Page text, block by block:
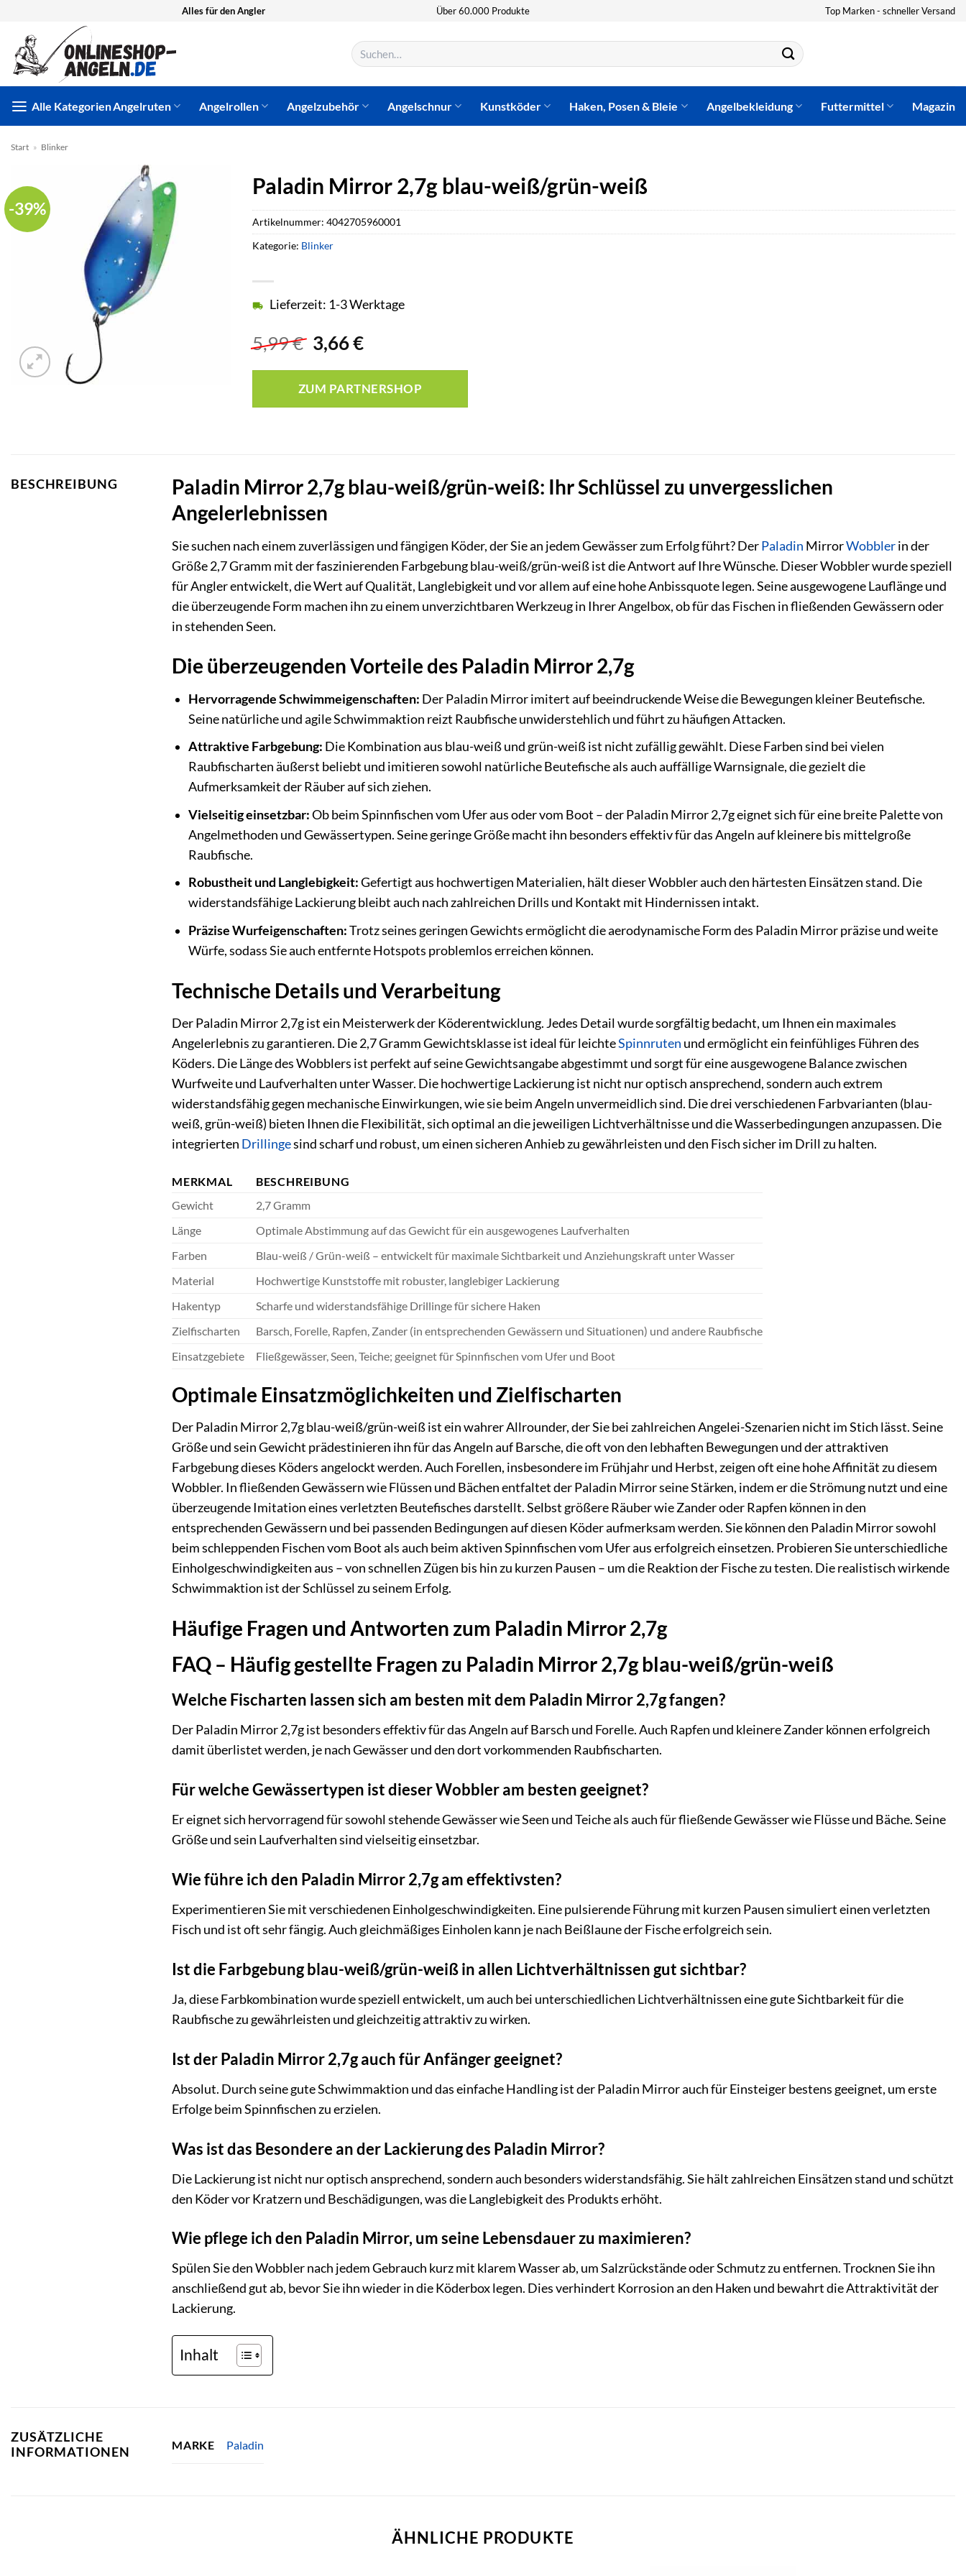
springen
Alles für den Angler Über 60.000 Produkte Top Marken - schneller Versand
Suchen
nach:
Alle KategorienAngelruten Angelrollen Angelzubehör Angelschnur Kunstköder Haken, Posen & Bleie Angelbekleidung Futtermittel Magazin
Start » Blinker
-39%
Paladin Mirror 2,7g blau-weiß/grün-weiß
5,99€ Ursprünglicher
Preis
war:
5,99 €
3,66€Aktueller
ist:
3,66 €.
Lieferzeit: 1-3 Werktage
ZUM PARTNERSHOP
Artikelnummer: 4042705960001
Kategorie: Blinker
BESCHREIBUNG
Paladin Mirror 2,7g blau-weiß/grün-weiß: Ihr Schlüssel zu unvergesslichen
Angelerlebnissen
Sie suchen nach einem zuverlässigen und fängigen Köder, der Sie an jedem Gewässer zum Erfolg führt? DerPaladin MirrorWobblerin der
Größe 2,7 Gramm mit der faszinierenden Farbgebung blau-weiß/grün-weiß ist die Antwort auf Ihre Wünsche. Dieser Wobbler wurde speziell
für Angler entwickelt, die Wert auf Qualität, Langlebigkeit und vor allem auf eine hohe Anbissquote legen. Seine ausgewogene Lauflänge und
die überzeugende Form machen ihn zu einem unverzichtbaren Werkzeug in Ihrer Angelbox, ob für das Fischen in fließenden Gewässern oder
in stehenden Seen.
Die überzeugenden Vorteile des Paladin Mirror 2,7g
Hervorragende Schwimmeigenschaften: Der Paladin Mirror imitert auf beeindruckende Weise die Bewegungen kleiner Beutefische.
Seine natürliche und agile Schwimmaktion reizt Raubfische unwiderstehlich und führt zu häufigen Attacken.
Attraktive Farbgebung: Die Kombination aus blau-weiß und grün-weiß ist nicht zufällig gewählt. Diese Farben sind bei vielen
Raubfischarten äußerst beliebt und imitieren sowohl natürliche Beutefische als auch auffällige Warnsignale, die gezielt die
Aufmerksamkeit der Räuber auf sich ziehen.
Vielseitig einsetzbar:Ob beim Spinnfischen vom Ufer aus oder vom Boot – der Paladin Mirror 2,7g eignet sich für eine breite Palette von
Angelmethoden und Gewässertypen. Seine geringe Größe macht ihn besonders effektiv für das Angeln auf kleinere bis mittelgroße
Raubfische.
Robustheit und Langlebigkeit:Gefertigt aus hochwertigen Materialien, hält dieser Wobbler auch den härtesten Einsätzen stand. Die
widerstandsfähige Lackierung bleibt auch nach zahlreichen Drills und Kontakt mit Hindernissen intakt.
Präzise Wurfeigenschaften:Trotz seines geringen Gewichts ermöglicht die aerodynamische Form des Paladin Mirror präzise und weite
Würfe, sodass Sie auch entfernte Hotspots problemlos erreichen können.
Technische Details und Verarbeitung
Der Paladin Mirror 2,7g ist ein Meisterwerk der Köderentwicklung. Jedes Detail wurde sorgfältig bedacht, um Ihnen ein maximales
Angelerlebnis zu garantieren. Die 2,7 Gramm Gewichtsklasse ist ideal für leichteSpinnruten und ermöglicht ein feinfühliges Führen des
Köders. Die Länge des Wobblers ist perfekt auf seine Gewichtsangabe abgestimmt und sorgt für eine ausgewogene Balance zwischen
Wurfweite und Laufverhalten unter Wasser. Die hochwertige Lackierung ist nicht nur optisch ansprechend, sondern auch extrem
widerstandsfähig gegen mechanische Einwirkungen, wie sie beim Angeln unvermeidlich sind. Die drei verschiedenen Farbvarianten (blau-
weiß, grün-weiß) bieten Ihnen die Flexibilität, sich optimal an die jeweiligen Lichtverhältnisse und die Wasserbedingungen anzupassen. Die
integrierten Drillingesind scharf und robust, um einen sicheren Anhieb zu gewährleisten und den Fisch sicher im Drill zu halten.
MERKMAL
BESCHREIBUNG
Gewicht
2,7 Gramm
Länge
Optimale Abstimmung auf das Gewicht für ein ausgewogenes Laufverhalten
Farben
Blau-weiß / Grün-weiß – entwickelt für maximale Sichtbarkeit und Anziehungskraft unter Wasser
Material
Hochwertige Kunststoffe mit robuster, langlebiger Lackierung
Hakentyp
Scharfe und widerstandsfähige Drillinge für sichere Haken
Zielfischarten
Barsch, Forelle, Rapfen, Zander (in entsprechenden Gewässern und Situationen) und andere Raubfische
Einsatzgebiete
Fließgewässer, Seen, Teiche; geeignet für Spinnfischen vom Ufer und Boot
Optimale Einsatzmöglichkeiten und Zielfischarten
Der Paladin Mirror 2,7g blau-weiß/grün-weiß ist ein wahrer Allrounder, der Sie bei zahlreichen Angelei-Szenarien nicht im Stich lässt. Seine
Größe und sein Gewicht prädestinieren ihn für das Angeln auf Barsche, die oft von den lebhaften Bewegungen und der attraktiven
Farbgebung dieses Köders angelockt werden. Auch Forellen, insbesondere im Frühjahr und Herbst, zeigen oft eine hohe Affinität zu diesem
Wobbler. In fließenden Gewässern wie Flüssen und Bächen entfaltet der Paladin Mirror seine Stärken, indem er die Strömung nutzt und eine
überzeugende Imitation eines verletzten Beutefisches darstellt. Selbst größere Räuber wie Zander oder Rapfen können in den
entsprechenden Gewässern und bei passenden Bedingungen auf diesen Köder aufmerksam werden. Sie können den Paladin Mirror sowohl
beim schleppenden Fischen vom Boot als auch beim aktiven Spinnfischen vom Ufer aus erfolgreich einsetzen. Probieren Sie unterschiedliche
Einholgeschwindigkeiten aus – von schnellen Zügen bis hin zu kurzen Pausen – um die Reaktion der Fische zu testen. Die realistisch wirkende
Schwimmaktion ist der Schlüssel zu seinem Erfolg.
Häufige Fragen und Antworten zum Paladin Mirror 2,7g
FAQ – Häufig gestellte Fragen zu Paladin Mirror 2,7g blau-weiß/grün-weiß
Welche Fischarten lassen sich am besten mit dem Paladin Mirror 2,7g fangen?
Der Paladin Mirror 2,7g ist besonders effektiv für das Angeln auf Barsch und Forelle. Auch Rapfen und kleinere Zander können erfolgreich
damit überlistet werden, je nach Gewässer und den dort vorkommenden Raubfischarten.
Für welche Gewässertypen ist dieser Wobbler am besten geeignet?
Er eignet sich hervorragend für sowohl stehende Gewässer wie Seen und Teiche als auch für fließende Gewässer wie Flüsse und Bäche. Seine
Größe und sein Laufverhalten sind vielseitig einsetzbar.
Wie führe ich den Paladin Mirror 2,7g am effektivsten?
Experimentieren Sie mit verschiedenen Einholgeschwindigkeiten. Eine pulsierende Führung mit kurzen Pausen simuliert einen verletzten
Fisch und ist oft sehr fängig. Auch gleichmäßiges Einholen kann je nach Beißlaune der Fische erfolgreich sein.
Ist die Farbgebung blau-weiß/grün-weiß in allen Lichtverhältnissen gut sichtbar?
Ja, diese Farbkombination wurde speziell entwickelt, um auch bei unterschiedlichen Lichtverhältnissen eine gute Sichtbarkeit für die
Raubfische zu gewährleisten und gleichzeitig attraktiv zu wirken.
Ist der Paladin Mirror 2,7g auch für Anfänger geeignet?
Absolut. Durch seine gute Schwimmaktion und das einfache Handling ist der Paladin Mirror auch für Einsteiger bestens geeignet, um erste
Erfolge beim Spinnfischen zu erzielen.
Was ist das Besondere an der Lackierung des Paladin Mirror?
Die Lackierung ist nicht nur optisch ansprechend, sondern auch besonders widerstandsfähig. Sie hält zahlreichen Einsätzen stand und schützt
den Köder vor Kratzern und Beschädigungen, was die Langlebigkeit des Produkts erhöht.
Wie pflege ich den Paladin Mirror, um seine Lebensdauer zu maximieren?
Spülen Sie den Wobbler nach jedem Gebrauch kurz mit klarem Wasser ab, um Salzrückstände oder Schmutz zu entfernen. Trocknen Sie ihn
anschließend gut ab, bevor Sie ihn wieder in die Köderbox legen. Dies verhindert Korrosion an den Haken und bewahrt die Attraktivität der
Lackierung.
Inhalt
ZUSÄTZLICHE
INFORMATIONEN
MARKE Paladin
ÄHNLICHE PRODUKTE